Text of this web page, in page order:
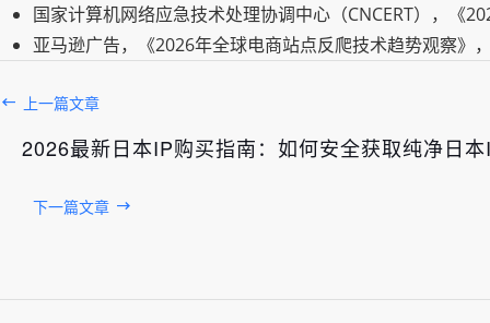
国家计算机网络应急技术处理协调中心（CNCERT），《
亚马逊广告，《2026年全球电商站点反爬技术趋势观察》
上一篇文章
2026最新日本IP购买指南：如何安全获取纯净日
下一篇文章